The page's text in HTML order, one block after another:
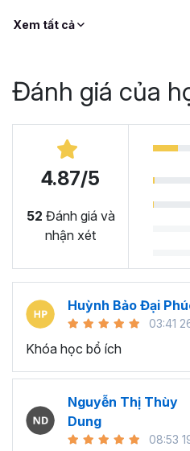
Xem tất cả
Đánh giá của
4.87/5
52 Đánh giá và
nhận xét
Huỳnh Bảo Đại
03:41
Khóa học bổ ích
Nguyễn Thị Thùy
Dung
08:53